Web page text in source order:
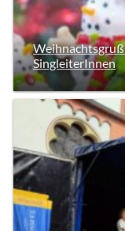
Weihnachtsgruß
SingleiterInnen